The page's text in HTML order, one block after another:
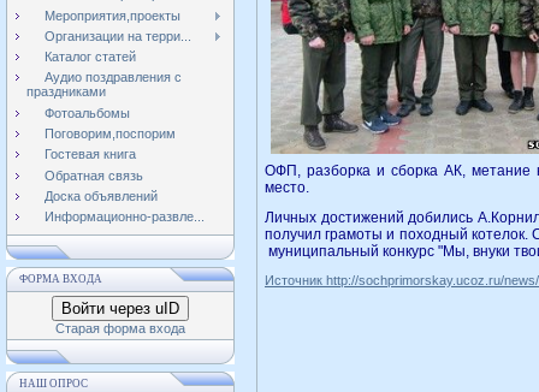
Мероприятия,проекты
Организации на терри...
Каталог статей
Аудио поздравления с
праздниками
Фотоальбомы
Поговорим,поспорим
Гостевая книга
Обратная связь
Доска объявлений
Информационно-развле...
ФОРМА ВХОДА
Войти через uID
Старая форма входа
НАШ ОПРОС
ОФП, разборка и сборка АК, метание
место.
Личных достижений добились
получил грамоты и походный котелок.
муниципальный конкурс "Мы, внуки
Источник http://sochprimorskay.ucoz.ru/